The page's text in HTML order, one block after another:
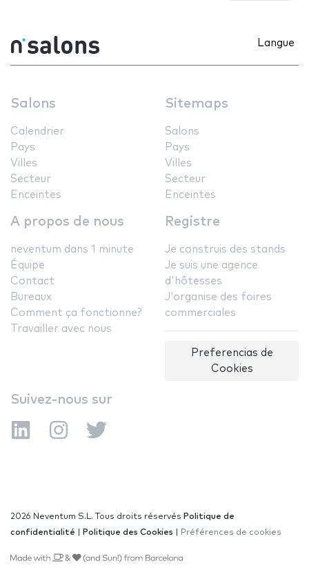
Langue
Salons
Calendrier
Pays
Villes
Secteur
Enceintes
Sitemaps
Salons
Pays
Villes
Secteur
Enceintes
A propos de nous
neventum dans 1 minute
Équipe
Contact
Bureaux
Comment ça fonctionne?
Travailler avec nous
Registre
Je construis des stands
Je suis une agence
d'hôtesses
J'organise des foires
commerciales
Preferencias de
Cookies
Suivez-nous sur
2026 Neventum S.L. Tous droits réservés Politique de
confidentialité
Politique des Cookies Préférences de cookies